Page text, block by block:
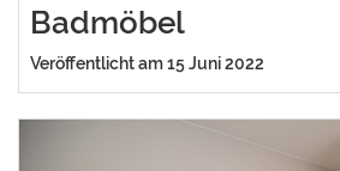
Badmöbel
Veröffentlicht am 15 Juni 2022